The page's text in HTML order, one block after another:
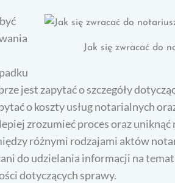
Jak się zwracać do
jest zapytać o szczegóły
o koszty usług notarialnych
zrozumieć proces oraz
różnymi rodzajami aktów
do udzielania informacji na temat
dotyczących sprawy.